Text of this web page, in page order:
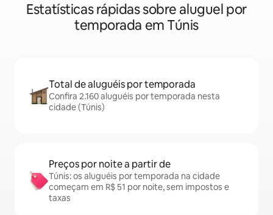
Estatísticas rápidas sobre aluguel por
temporada em Túnis
Total de aluguéis por temporada
Confira 2.160 aluguéis por temporada nesta
cidade (Túnis)
Preços por noite a partir de
Túnis: os aluguéis por temporada na cidade
começam em R$ 51 por noite, sem impostos e
taxas